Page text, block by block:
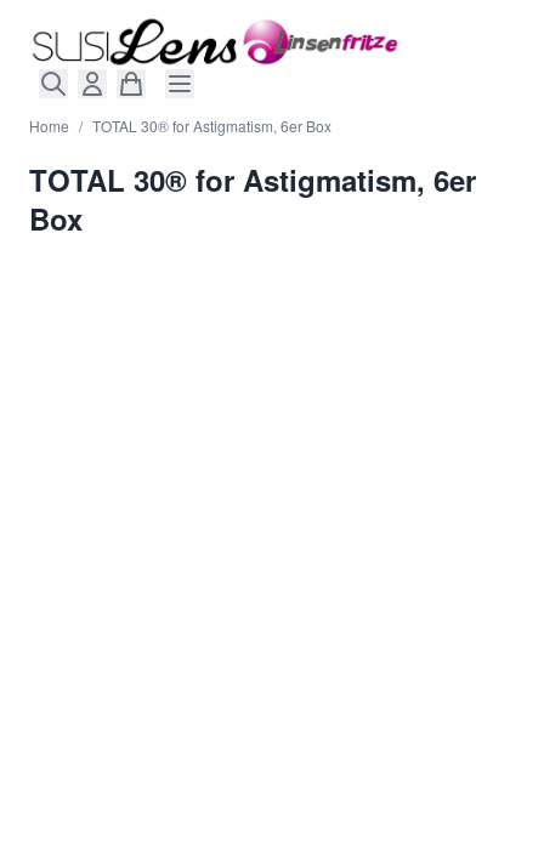
Home / TOTAL 30® for Astigmatism, 6er Box
TOTAL 30® for Astigmatism, 6er
Box